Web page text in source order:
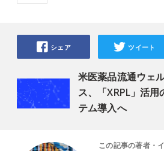
米医薬品流通ウェ
ス、「XRPL」活
テム導入へ
シェア ツイート
この記事の著者・